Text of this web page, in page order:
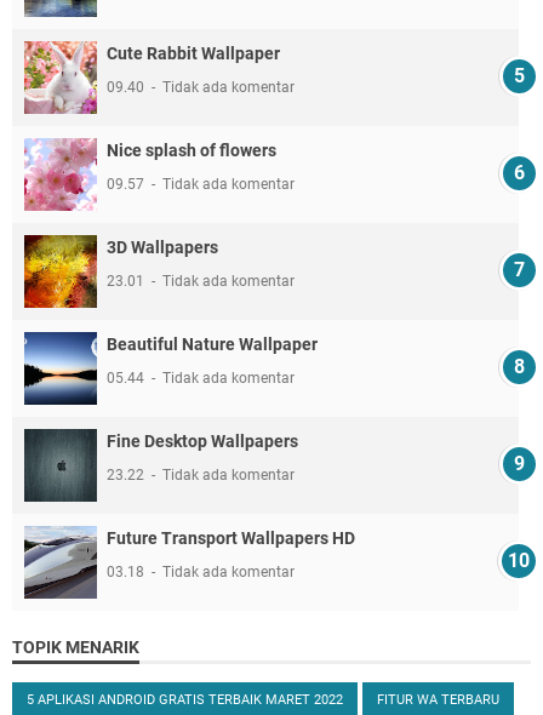
Cute Rabbit Wallpaper
09.40 Tidak ada komentar
Nice splash of flowers
09.57 Tidak ada komentar
3D Wallpapers
23.01 Tidak ada komentar
Beautiful Nature Wallpaper
05.44 Tidak ada komentar
Fine Desktop Wallpapers
23.22 Tidak ada komentar
Future Transport Wallpapers HD
03.18 Tidak ada komentar
TOPIK MENARIK
5 APLIKASI ANDROID GRATIS TERBAIK MARET 2022 FITUR WA TERBARU